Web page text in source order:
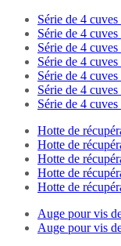
Série de 4
Série de 4
Série de 4
Série de 4
Série de 4
Série de 4
Série de 4
Hotte de
Hotte de
Hotte de
Hotte de
Hotte de
Auge pour vis
Auge pour vis